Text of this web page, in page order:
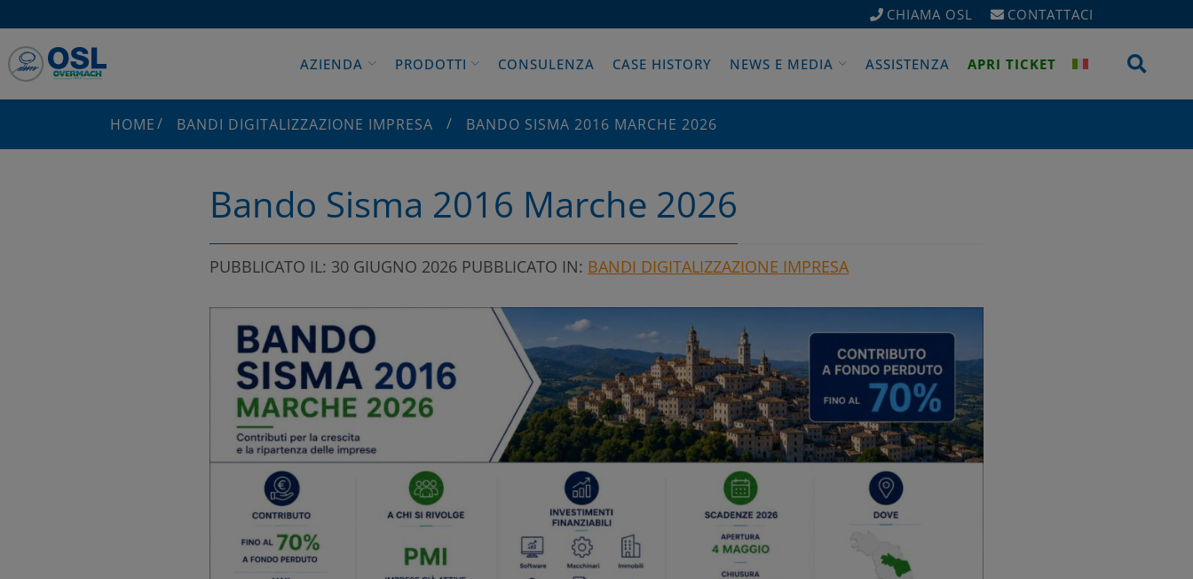
CHIAMA OSL CONTATTACI
AZIENDA PRODOTTI CONSULENZA CASE HISTORY NEWS E MEDIA ASSISTENZA APRI TICKET
HOME BANDI DIGITALIZZAZIONE IMPRESA BANDO SISMA 2016 MARCHE 2026
Bando Sisma 2016 Marche 2026
PUBBLICATO IL: 30 GIUGNO 2026 PUBBLICATO IN: BANDI DIGITALIZZAZIONE IMPRESA